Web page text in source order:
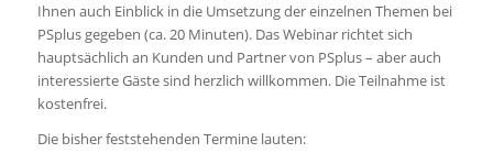
Ihnen auch Einblick in die Umsetzung der einzelnen Themen bei
PSplus gegeben (ca. 20 Minuten). Das Webinar richtet sich
hauptsächlich an Kunden und Partner von PSplus – aber auch
interessierte Gäste sind herzlich willkommen. Die Teilnahme ist
kostenfrei.
Die bisher feststehenden Termine lauten: